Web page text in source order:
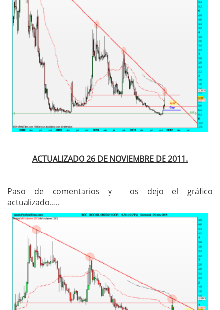
.
ACTUALIZADO 26 DE NOVIEMBRE DE 2011.
.
Paso de comentarios y os dejo el gráfico
actualizado…..